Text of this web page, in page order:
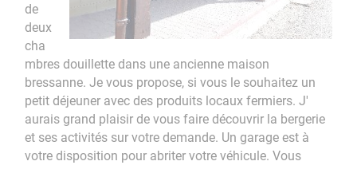
de
deux
cha
mbres douillette dans une ancienne maison
bressanne. Je vous propose, si vous le souhaitez un
petit déjeuner avec des produits locaux fermiers. J'
aurais grand plaisir de vous faire découvrir la bergerie
et ses activités sur votre demande. Un garage est à
votre disposition pour abriter votre véhicule. Vous